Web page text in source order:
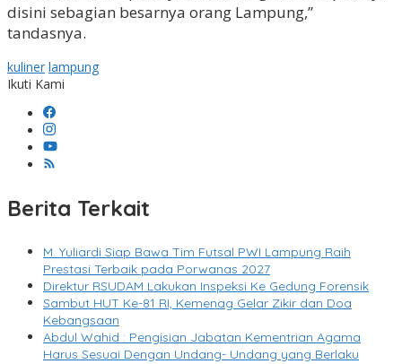
disini sebagian besarnya orang Lampung,”
tandasnya.
kuliner lampung
Ikuti Kami
Berita Terkait
M. Yuliardi Siap Bawa Tim Futsal PWI Lampung Raih
Prestasi Terbaik pada Porwanas 2027
Direktur RSUDAM Lakukan Inspeksi Ke Gedung Forensik
Sambut HUT Ke-81 RI, Kemenag Gelar Zikir dan Doa
Kebangsaan
Abdul Wahid : Pengisian Jabatan Kementrian Agama
Harus Sesuai Dengan Undang- Undang yang Berlaku